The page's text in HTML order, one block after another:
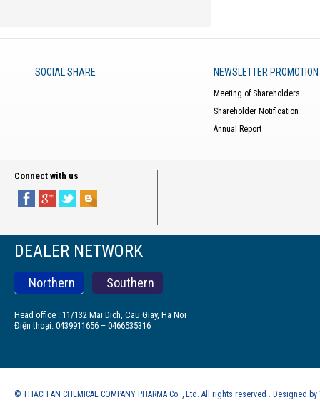
SOCIAL SHARE NEWSLETTER PROMOTION
Meeting of Shareholders
Shareholder Notification
Annual Report
Connect with us
DEALER NETWORK
Northern Southern
Head office : 11/132 Mai Dich, Cau Giay, Ha Noi
Điện thoại: 0439911656 – 0466535316
© THẠCH AN CHEMICAL COMPANY PHARMA Co. , Ltd. All rights reserved . Designed by